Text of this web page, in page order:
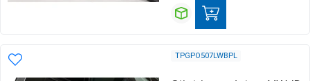
TPGPO507LWBPL